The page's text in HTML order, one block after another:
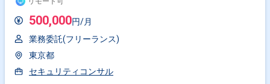
500,000円/月
業務委託(フリーランス)
東京都
セキュリティコンサル